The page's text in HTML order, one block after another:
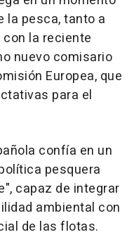
la pesca, tanto a
la reciente
nuevo comisario
Europea, que
para el
confía en un
pesquera
capaz de integrar
ambiental con
de las flotas.